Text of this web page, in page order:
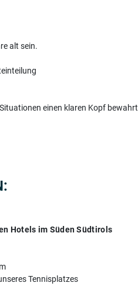
alt sein.
einen klaren Kopf bewahrt
Hotels im Süden Südtirols
Tennisplatzes